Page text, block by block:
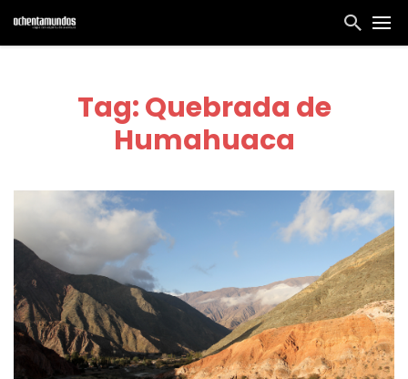
Tag: Quebrada de
Humahuaca